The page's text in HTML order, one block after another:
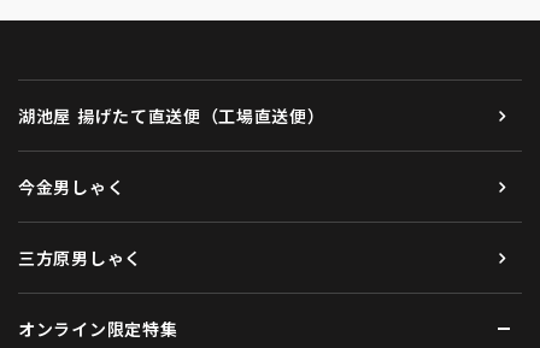
湖池屋 揚げたて直送便（工場直送便）
今金男しゃく
三方原男しゃく
オンライン限定特集